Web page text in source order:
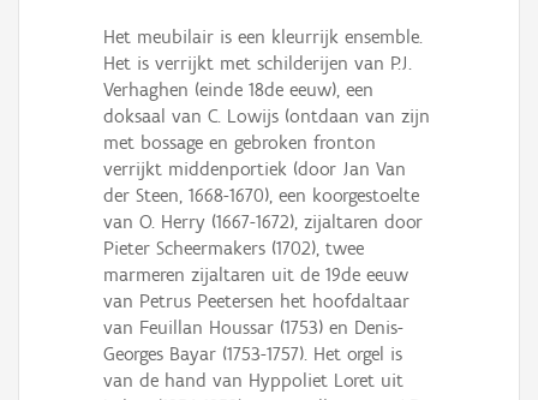
Het meubilair is een kleurrijk ensemble.
Het is verrijkt met schilderijen van P.J.
Verhaghen (einde 18de eeuw), een
doksaal van C. Lowijs (ontdaan van zijn
met bossage en gebroken fronton
verrijkt middenportiek (door Jan Van
der Steen, 1668-1670), een koorgestoelte
van O. Herry (1667-1672), zijaltaren door
Pieter Scheermakers (1702), twee
marmeren zijaltaren uit de 19de eeuw
van Petrus Peetersen het hoofdaltaar
van Feuillan Houssar (1753) en Denis-
Georges Bayar (1753-1757). Het orgel is
van de hand van Hyppoliet Loret uit